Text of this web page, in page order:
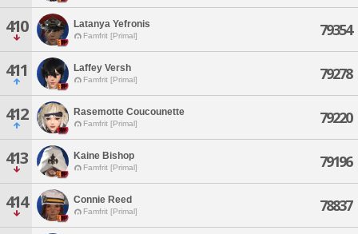
410 Latanya Yefronis
Famfrit [Primal] 79354
411 Laffey Versh
Famfrit [Primal] 79278
412 Rasemotte Coucounette
Famfrit [Primal] 79220
413 Kaine Bishop
Famfrit [Primal] 79196
414 Connie Reed
Famfrit [Primal] 78837